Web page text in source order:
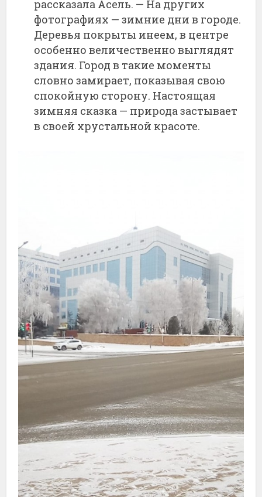
рассказала Асель. — На других
фотографиях — зимние дни в городе.
Деревья покрыты инеем, в центре
особенно величественно выглядят
здания. Город в такие моменты
словно замирает, показывая свою
спокойную сторону. Настоящая
зимняя сказка — природа застывает
в своей хрустальной красоте.